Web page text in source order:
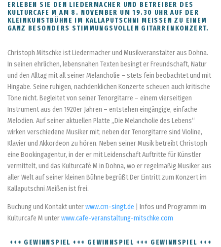
ERLEBEN SIE DEN LIEDERMACHER UND BETREIBER DES
KULTURCAFE M AM 8. NOVEMBER UM 19.30 UHR AUF DER
KLEINKUNSTBÜHNE IM KALLAPUTSCHNI MEISSEN ZU EINEM G
ANZ BESONDERS STIMMUNGSVOLLEN GITARRENKONZERT.
Christoph Mitschke ist Liedermacher und Musikveranstalter aus Dohna.
In seinen ehrlichen, lebensnahen Texten besingt er Freundschaft, Natur
und den Alltag mit all seiner Melancholie – stets fein beobachtet und mit
Hingabe. Seine ruhigen, nachdenklichen Konzerte scheuen auch kritische
Töne nicht. Begleitet von seiner Tenorgitarre – einem vierseitigen
Instrument aus den 1920er Jahren – entstehen eingängige, einfache
Melodien. Auf seiner aktuellen Platte „Die Melancholie des Lebens“
wirken verschiedene Musiker mit; neben der Tenorgitarre sind Violine,
Klavier und Akkordeon zu hören. Neben seiner Musik betreibt Christoph
eine Bookingagentur, in der er mit Leidenschaft Auftritte für Künstler
vermittelt, und das Kulturcafé M in Dohna, wo er regelmäßig Musiker aus
aller Welt auf seiner kleinen Bühne begrüßt.Der Eintritt zum Konzert im
Kallaputschni Meißen ist frei.
Buchung und Kontakt unterwww.cm-singt.de | Infos und Programm im
Kulturcafe M unterwww.cafe-veranstaltung-mitschke.com
+++ GEWINNSPIEL +++ GEWINNSPIEL +++ GEWINNSPIEL +++